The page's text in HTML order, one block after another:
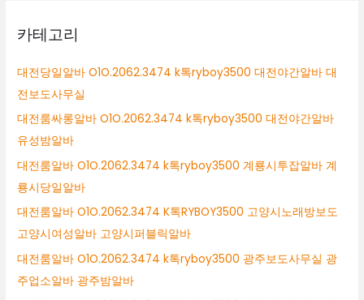
카테고리
대전당일알바 O1O.2062.3474 k톡ryboy3500 대전야간알바 대
전보도사무실
대전룸싸롱알바 O1O.2062.3474 k톡ryboy3500 대전야간알바
유성밤알바
대전룸알바 O1O.2062.3474 k톡ryboy3500 계룡시투잡알바 계
룡시당일알바
대전룸알바 O1O.2062.3474 K톡RYBOY3500 고양시노래방보도
고양시여성알바 고양시퍼블릭알바
대전룸알바 O1O.2062.3474 k톡ryboy3500 광주보도사무실 광
주업소알바 광주밤알바